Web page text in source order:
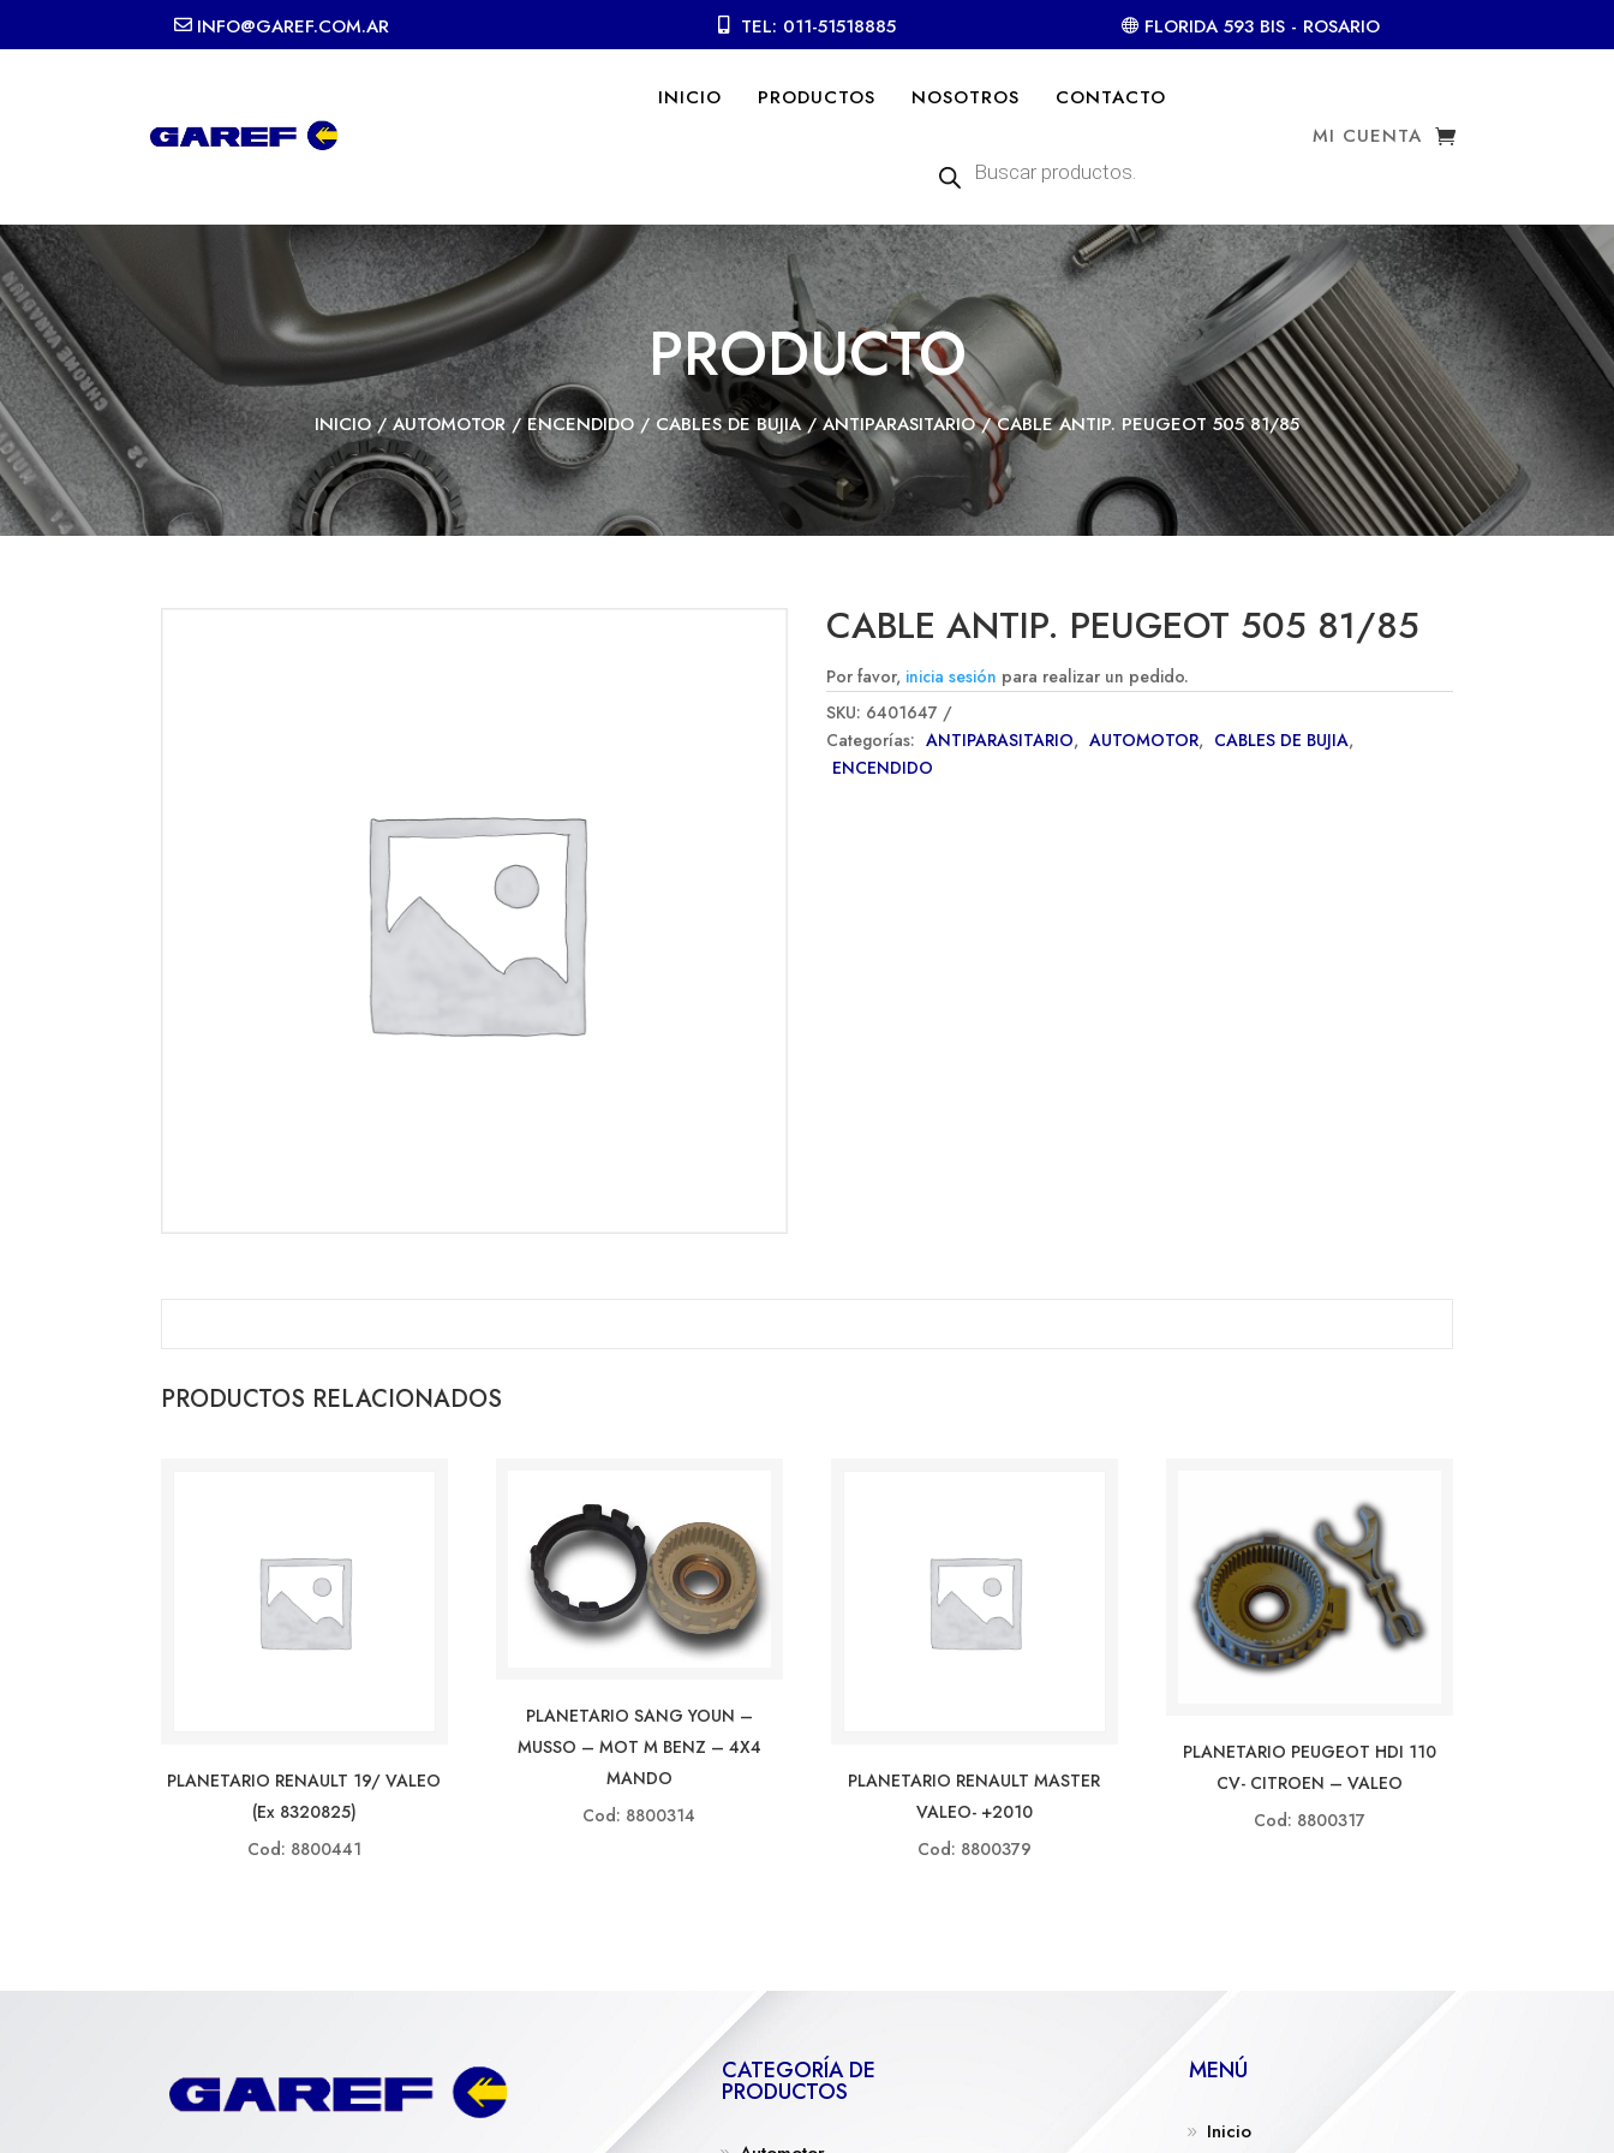
INFO@GAREF.COM.AR TEL: 011-51518885 FLORIDA 593 BIS - ROSARIO
INICIO PRODUCTOS NOSOTROS CONTACTO
productos
MI CUENTA
PRODUCTO
INICIO/AUTOMOTOR/ENCENDIDO / CABLES DE BUJIA/ANTIPARASITARIO/ CABLE ANTIP. PEUGEOT 505 81/85
CABLE ANTIP. PEUGEOT 505 81/85
Por favor, inicia sesión para realizar un pedido.
SKU: 6401647
Categorías: ANTIPARASITARIO, AUTOMOTOR, CABLES DE BUJIA,
ENCENDIDO
PRODUCTOS RELACIONADOS
PLANETARIO RENAULT 19/ VALEO
(ex 8320825)
Cod: 8800441
PLANETARIO SANG YOUN –
MUSSO – MOT M BENZ – 4X4
MANDO
Cod: 8800314
PLANETARIO RENAULT MASTER
VALEO- +2010
Cod: 8800379
PLANETARIO PEUGEOT HDI 110
CV- CITROEN – VALEO
Cod: 8800317
CATEGORÍA DE
PRODUCTOS
MENÚ
Inicio